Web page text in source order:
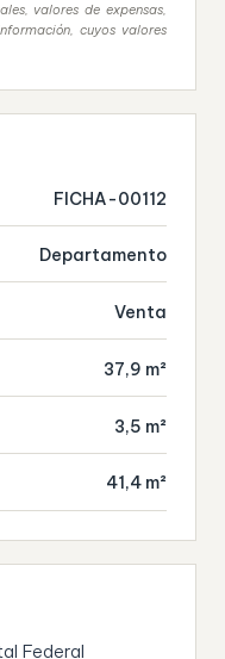
valores de expensas,
cuyos valores
FICHA-00112
Departamento
Venta
37,9 m²
3,5 m²
41,4 m²
Federal